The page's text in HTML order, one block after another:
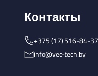
Контакты
+375 (17) 516-84-37
info@vec-tech.by